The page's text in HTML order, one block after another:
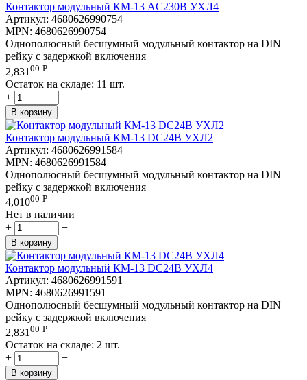
Контактор модульный КМ-13 AC230В УХЛ4
Артикул: 4680626990754
MPN: 4680626990754
Однополюсный бесшумный модульный контактор на DIN
рейку с задержкой включения
2,831 00 Р
Остаток на складе: 11 шт.
+
−
В корзину
Контактор модульный КМ-13 DC24В УХЛ2
Артикул: 4680626991584
MPN: 4680626991584
Однополюсный бесшумный модульный контактор на DIN
рейку с задержкой включения
4,01000 Р
Нет в наличии
+
−
В корзину
Контактор модульный КМ-13 DC24В УХЛ4
Артикул: 4680626991591
MPN: 4680626991591
Однополюсный бесшумный модульный контактор на DIN
рейку с задержкой включения
2,83100 Р
Остаток на складе: 2 шт.
+
−
В корзину